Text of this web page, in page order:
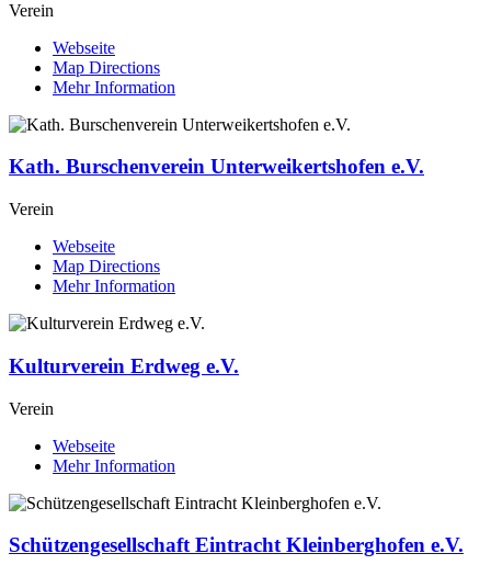
Verein
Webseite
Map Directions
Mehr Information
Kath. Burschenverein Unterweikertshofen e.V.
Verein
Webseite
Map Directions
Mehr Information
Kulturverein Erdweg e.V.
Verein
Webseite
Mehr Information
Schützengesellschaft Eintracht Kleinberghofen e.V.